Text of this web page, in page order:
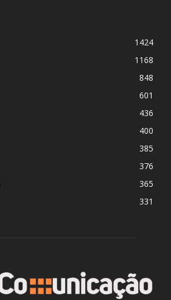
1424
1168
848
601
436
400
385
376
365
331